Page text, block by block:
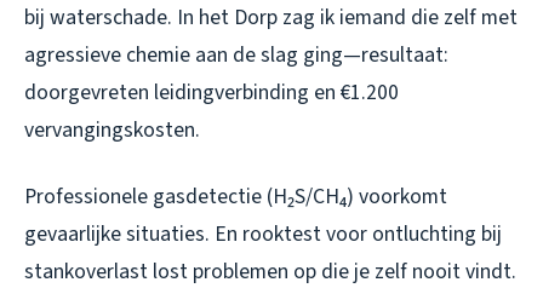
bij waterschade. In het Dorp zag ik iemand die zelf met
agressieve chemie aan de slag ging—resultaat:
doorgevreten leidingverbinding en €1.200
vervangingskosten.
Professionele gasdetectie (H₂S/CH₄) voorkomt
gevaarlijke situaties. En rooktest voor ontluchting bij
stankoverlast lost problemen op die je zelf nooit vindt.